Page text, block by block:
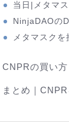
当日|メタマ
NinjaDAOの
メタマスクを
CNPRの買い方
まとめ｜